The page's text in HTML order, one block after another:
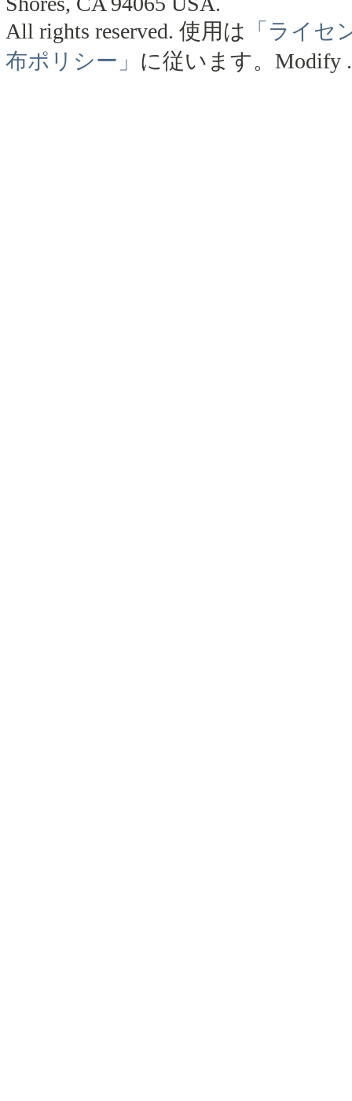
All rights reserved. 使用は 「ライセ
布ポリシー」 に従います。 Modify